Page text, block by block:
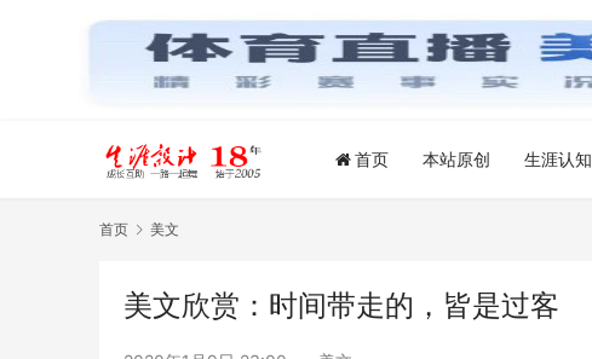
首页 本站原创 生涯认知
首页 美文
美文欣赏：时间带走的，皆是过客